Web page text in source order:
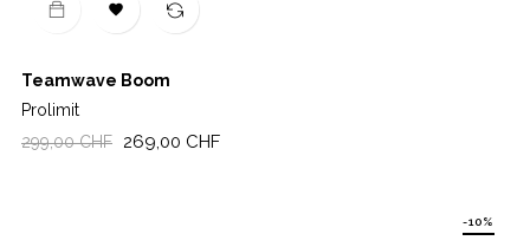

Teamwave Boom
Prolimit
Regulärer
299,00 CHF Preis
269,00 CHF
-10%